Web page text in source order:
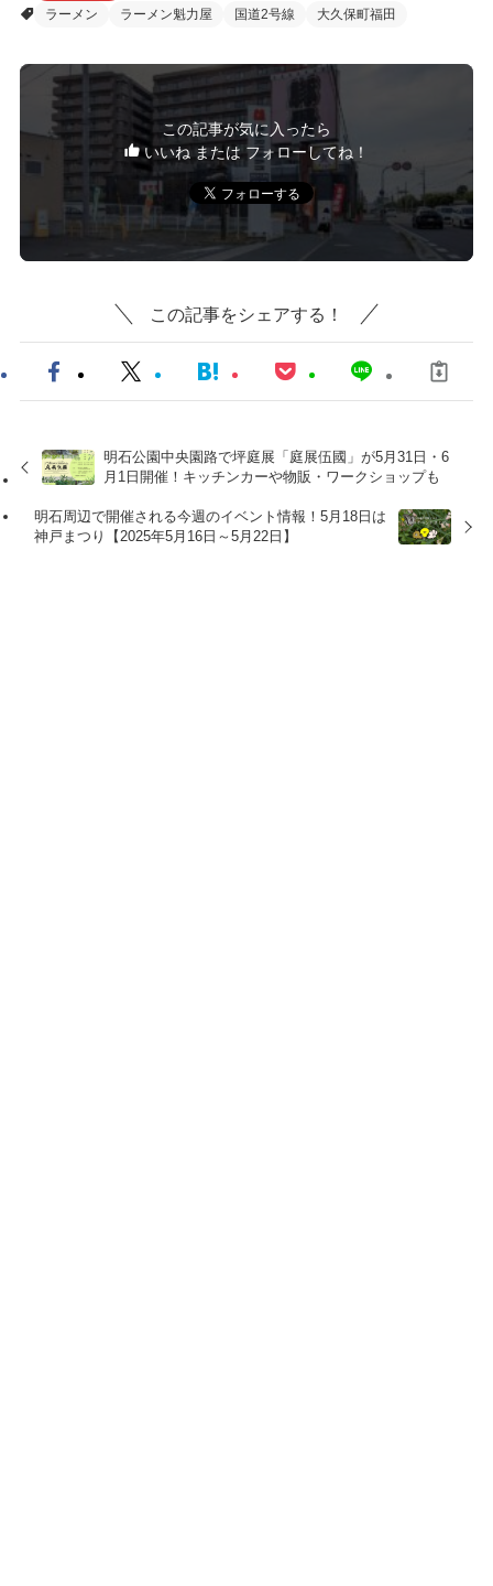
ラーメン
ラーメン魁力屋 国道2号線 大久保町福田
この記事が気に入ったら
いいね または フォローしてね！
この記事をシェアする！
明石公園中央園路で坪庭展「庭展伍國」が5月31日・6
月1日開催！キッチンカーや物販・ワークショップも
明石周辺で開催される今週のイベント情報！5月18日は
神戸まつり【2025年5月16日～5月22日】